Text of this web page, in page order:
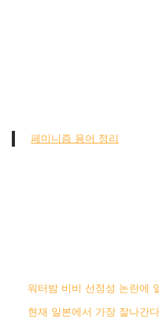
페미니즘 용어 정리
워터밤 비비 선정성 논란에
현재 일본에서 가장 잘나간